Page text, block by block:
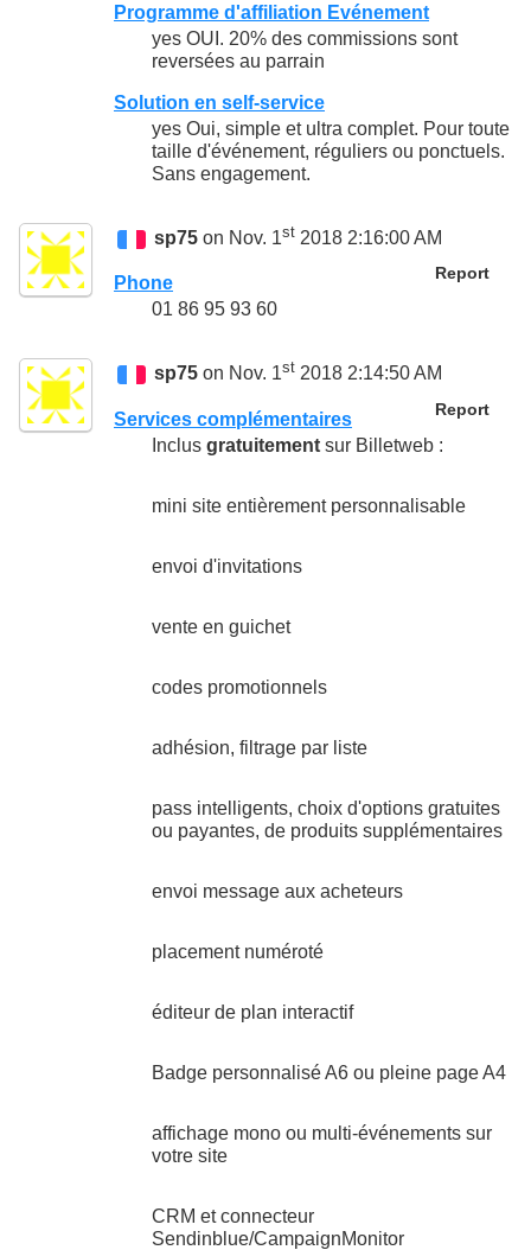
Programme d'affiliation Evénement
yes OUI. 20% des commissions sont
reversées au parrain
Solution en self-service
yes Oui, simple et ultra complet. Pour toute
taille d'événement, réguliers ou ponctuels.
Sans engagement.
sp75 on Nov. 1st 2018 2:16:00 AM
Report
Phone
01 86 95 93 60
sp75 on Nov. 1st 2018 2:14:50 AM
Report
Services complémentaires
Inclus gratuitement sur Billetweb :
mini site entièrement personnalisable
envoi d'invitations
vente en guichet
codes promotionnels
adhésion, filtrage par liste
pass intelligents, choix d'options gratuites
ou payantes, de produits supplémentaires
envoi message aux acheteurs
placement numéroté
éditeur de plan interactif
Badge personnalisé A6 ou pleine page A4
affichage mono ou multi-événements sur
votre site
CRM et connecteur
Sendinblue/CampaignMonitor